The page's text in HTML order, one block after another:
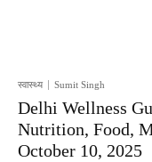
स्वास्थ्य Sumit Singh
Delhi Wellness
Nutrition, Food,
October 10, 2025